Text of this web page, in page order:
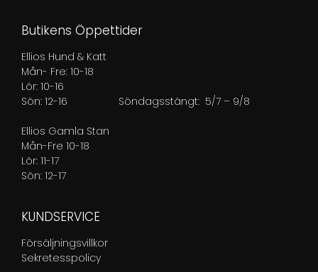
Butikens Öppettider
Ellios Hund & Katt
Mån- Fre: 10-18
Lör: 10-16
Sön: 12-16 Söndagsstängt: 5/7 – 9/8
Ellios Gamla Stan
Mån-Fre 10-18
Lör: 11-17
Sön: 12-17
KUNDSERVICE
Försäljningsvillkor
Sekretesspolicy